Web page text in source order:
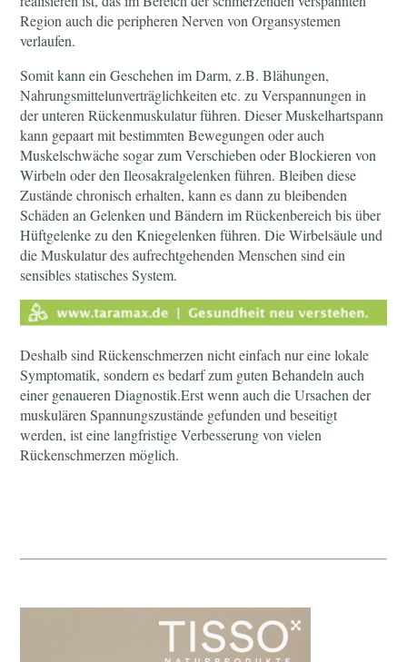
Region auch die peripheren Nerven von Organsystemen
verlaufen.
Somit kann ein Geschehen im Darm, z.B. Blähungen,
Nahrungsmittelunverträglichkeiten etc. zu Verspannungen in
der unteren Rückenmuskulatur führen. Dieser Muskelhartspann
kann gepaart mit bestimmten Bewegungen oder auch
Muskelschwäche sogar zum Verschieben oder Blockieren von
Wirbeln oder den Ileosakralgelenken führen. Bleiben diese
Zustände chronisch erhalten, kann es dann zu bleibenden
Schäden an Gelenken und Bändern im Rückenbereich bis über
Hüftgelenke zu den Kniegelenken führen. Die Wirbelsäule und
die Muskulatur des aufrechtgehenden Menschen sind ein
sensibles statisches System.
Deshalb sind Rückenschmerzen nicht einfach nur eine lokale
Symptomatik, sondern es bedarf zum guten Behandeln auch
einer genaueren Diagnostik.Erst wenn auch die Ursachen der
muskulären Spannungszustände gefunden und beseitigt
werden, ist eine langfristige Verbesserung von vielen
Rückenschmerzen möglich.